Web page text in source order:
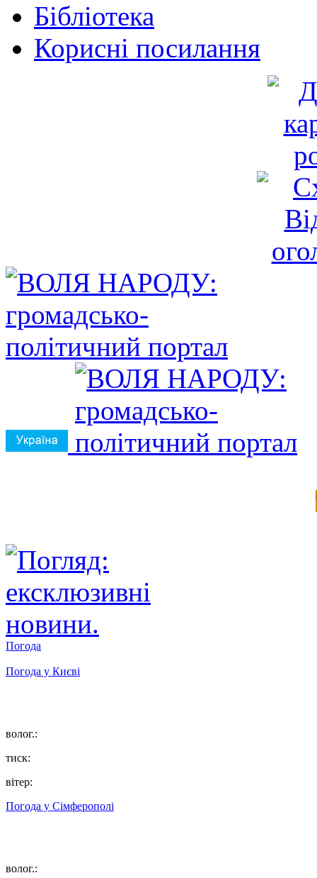
Бібліотека
Корисні посилання
Погода
Погода у Києві
волог.:
тиск:
вітер:
Погода у Сімферополі
волог.: